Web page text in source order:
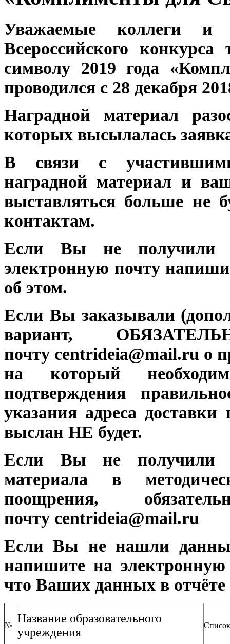
Уважаемые коллеги и
Всероссийского конкурса
символу 2019 года
проводился с 28 декабря
Наградной материал
которых высылалась
В связи с
наградной материал и
выставляться больше не
контактам.
Если Вы не получили
электронную почту
об этом.
Если Вы заказывали
вариант,
почту centrideia@mail.ru о
на который
подтверждения
указания адреса
выслан НЕ будет.
Если Вы не получили
материала в
поощрения,
почту centrideia@mail.ru
Если Вы не нашли
напишите на
что Ваших данных в
№
Название образовательного
учреждения